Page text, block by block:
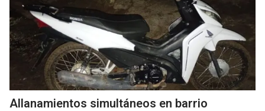
Allanamientos simultáneos en barrio